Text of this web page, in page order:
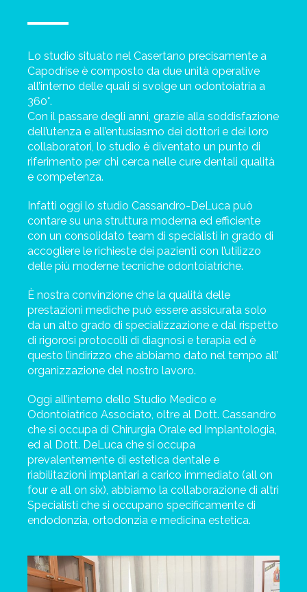
Lo studio situato nel Casertano precisamente a
Capodrise è composto da due unità operative
all’interno delle quali si svolge un odontoiatria a
360°.
Con il passare degli anni, grazie alla soddisfazione
dell’utenza e all’entusiasmo dei dottori e dei loro
collaboratori, lo studio è diventato un punto di
riferimento per chi cerca nelle cure dentali qualità
e competenza.
Infatti oggi lo studio Cassandro-DeLuca può
contare su una struttura moderna ed efficiente
con un consolidato team di specialisti in grado di
accogliere le richieste dei pazienti con l’utilizzo
delle più moderne tecniche odontoiatriche.
È nostra convinzione che la qualità delle
prestazioni mediche può essere assicurata solo
da un alto grado di specializzazione e dal rispetto
di rigorosi protocolli di diagnosi e terapia ed è
questo l’indirizzo che abbiamo dato nel tempo all’
organizzazione del nostro lavoro.
Oggi all’interno dello Studio Medico e
Odontoiatrico Associato, oltre al Dott. Cassandro
che si occupa di Chirurgia Orale ed Implantologia,
ed al Dott. DeLuca che si occupa
prevalentemente di estetica dentale e
riabilitazioni implantari a carico immediato (all on
four e all on six), abbiamo la collaborazione di altri
Specialisti che si occupano specificamente di
endodonzia, ortodonzia e medicina estetica.